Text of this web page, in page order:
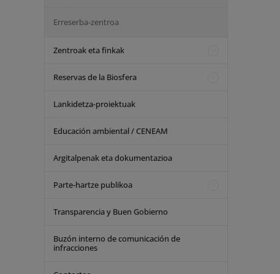
Erreserba-zentroa
Zentroak eta finkak
Reservas de la Biosfera
Lankidetza-proiektuak
Educación ambiental / CENEAM
Argitalpenak eta dokumentazioa
Parte-hartze publikoa
Transparencia y Buen Gobierno
Buzón interno de comunicación de
infracciones